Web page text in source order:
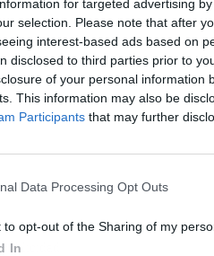
for targeted advertising
selection. Please note that after
interest-based ads based on
disclosed to third parties prior to
of your personal information
This information may also be
Participants that may further
Data Processing Opt Outs
to opt-out of the Sharing of my
In
Publicidad